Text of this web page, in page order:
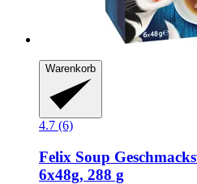
Warenkorb
4.7 (6)
Felix Soup
6x48g, 288 g